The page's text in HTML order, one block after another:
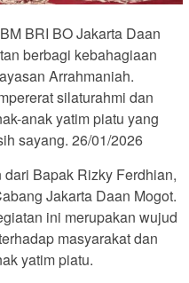
BRI BO Jakarta Daan
berbagi kebahagiaan
Arrahmaniah.
silaturahmi dan
anak yatim piatu yang
sayang. 26/01/2026
Bapak Rizky Ferdhian,
Jakarta Daan Mogot.
ini merupakan wujud
masyarakat dan
yatim piatu.